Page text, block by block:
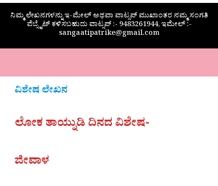
ನಿಮ್ಮ ಲೇಖನಗಳನ್ನು ಇ-ಮೇಲ್ ಅಥವಾ ವಾಟ್ಸಪ್ ಮುಖಾಂತರ ನಮ್ಮ ಸಂಗತಿ
ವೆಬ್ಸೈಟ್ ಕಳಿಸಬಹುದು ವಾಟ್ಸಪ್‌ :- 9483261944, ಇಮೇಲ್ :-
sangaatipatrike@gmail.com
ವಿಶೇಷ ಲೇಖನ
ಲೋಕ ತಾಯ್ನುಡಿ ದಿನದ ವಿಶೇಷ-
ಜೀವಾಳ